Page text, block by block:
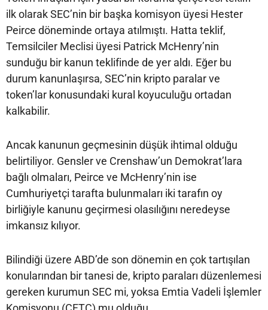
ilk olarak SEC’nin bir başka komisyon üyesi Hester
Peirce döneminde ortaya atılmıştı. Hatta teklif,
Temsilciler Meclisi üyesi Patrick McHenry’nin
sunduğu bir kanun teklifinde de yer aldı. Eğer bu
durum kanunlaşırsa, SEC’nin kripto paralar ve
token’lar konusundaki kural koyuculuğu ortadan
kalkabilir.
Ancak kanunun geçmesinin düşük ihtimal olduğu
belirtiliyor. Gensler ve Crenshaw’un Demokrat’lara
bağlı olmaları, Peirce ve McHenry’nin ise
Cumhuriyetçi tarafta bulunmaları iki tarafın oy
birliğiyle kanunu geçirmesi olasılığını neredeyse
imkansız kılıyor.
Bilindiği üzere ABD’de son dönemin en çok tartışılan
konularından bir tanesi de, kripto paraları düzenlemesi
gereken kurumun SEC mi, yoksa Emtia Vadeli İşlemler